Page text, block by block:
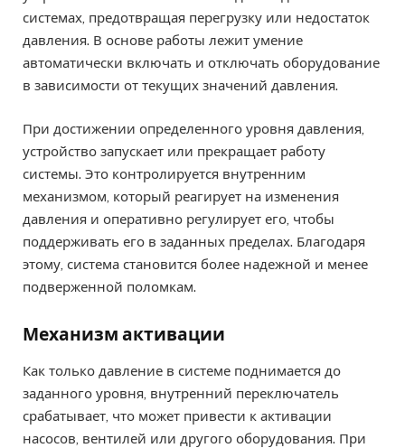
системах, предотвращая перегрузку или недостаток
давления. В основе работы лежит умение
автоматически включать и отключать оборудование
в зависимости от текущих значений давления.
При достижении определенного уровня давления,
устройство запускает или прекращает работу
системы. Это контролируется внутренним
механизмом, который реагирует на изменения
давления и оперативно регулирует его, чтобы
поддерживать его в заданных пределах. Благодаря
этому, система становится более надежной и менее
подверженной поломкам.
Механизм активации
Как только давление в системе поднимается до
заданного уровня, внутренний переключатель
срабатывает, что может привести к активации
насосов, вентилей или другого оборудования. При